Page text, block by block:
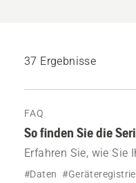
37 Ergebnisse
FAQ
So finden Sie die
Erfahren Sie, wie Sie
wo sich das Schild
#Daten